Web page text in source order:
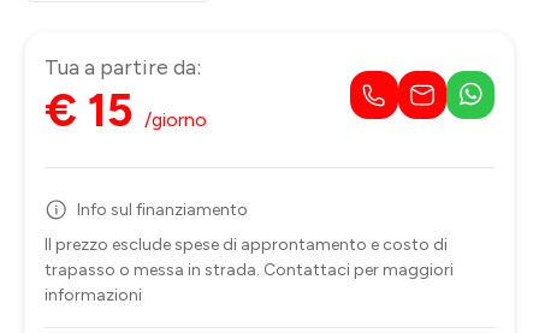
Tua a partire da:
€ 15 /giorno
Info sul finanziamento
Il prezzo esclude spese di approntamento e costo di
trapasso o messa in strada. Contattaci per maggiori
informazioni